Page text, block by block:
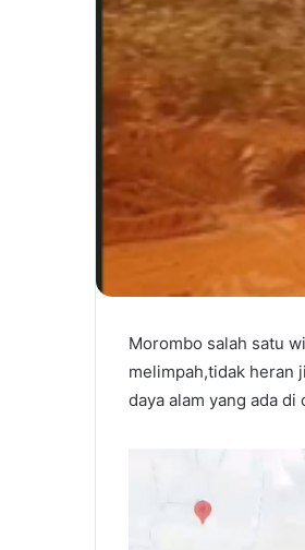
Morombo salah satu
melimpah,tidak heran
daya alam yang ada di